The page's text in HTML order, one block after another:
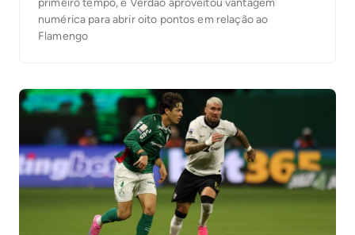
primeiro tempo, e Verdão aproveitou vantagem
numérica para abrir oito pontos em relação ao
Flamengo